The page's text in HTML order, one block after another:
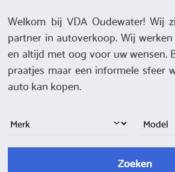
Welkom bij VDA Oudewater! Wij
partner in autoverkoop. Wij
en altijd met oog voor uw wensen.
praatjes maar een informele sfeer
auto kan kopen.
Zoeken